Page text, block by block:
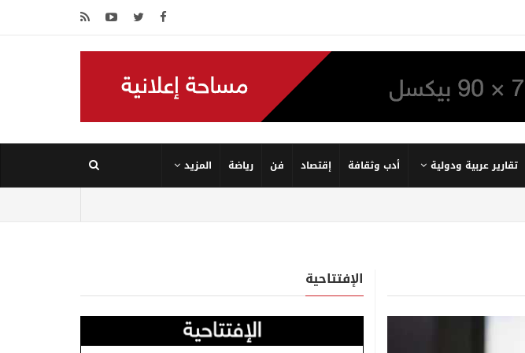
تقارير عربية ودولية أدب وثقافة إقتصاد فن رياضة المزيد
الإفتتاحية